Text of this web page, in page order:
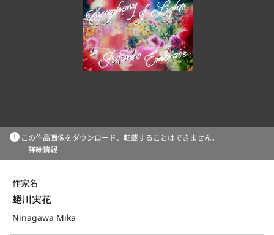
この作品画像をダウンロード、転載することはできません。
詳細情報
作家名
蜷川実花
Ninagawa Mika